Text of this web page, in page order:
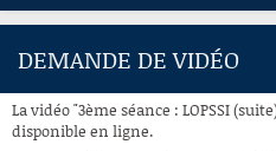
ACCUEIL
À LA DEMANDE
DEMANDE DE VIDÉO
La vidéo "3ème séance : LOPSSI
disponible en ligne.